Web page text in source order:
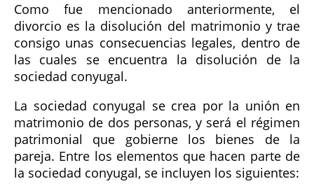
Como fue mencionado anteriormente, el
divorcio es la disolución del matrimonio y trae
consigo unas consecuencias legales, dentro de
las cuales se encuentra la disolución de la
sociedad conyugal.
La sociedad conyugal se crea por la unión en
matrimonio de dos personas, y será el régimen
patrimonial que gobierne los bienes de la
pareja. Entre los elementos que hacen parte de
la sociedad conyugal, se incluyen los siguientes: